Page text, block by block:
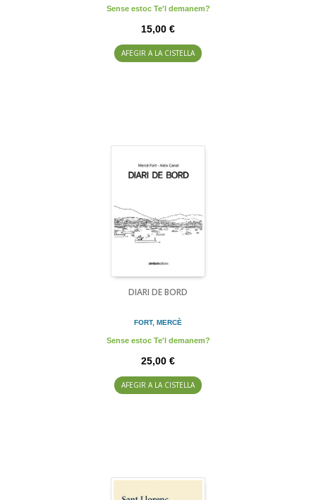
Sense estoc Te'l demanem?
15,00 €
AFEGIR A LA CISTELLA
DIARI DE BORD
FORT, MERCÈ
Sense estoc Te'l demanem?
25,00 €
AFEGIR A LA CISTELLA